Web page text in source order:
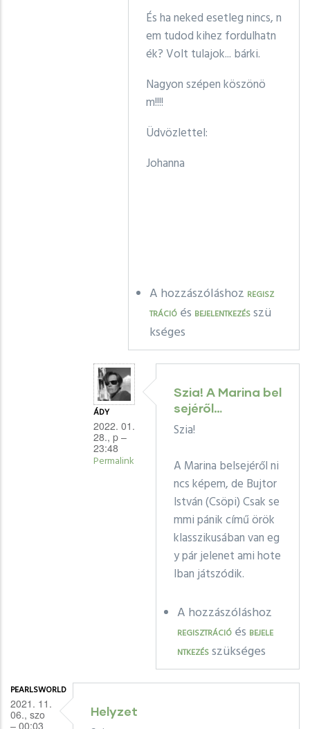
És ha neked esetleg nincs, n
em tudod kihez fordulhatn
ék? Volt tulajok... bárki.
Nagyon szépen köszönö
m!!!!
Üdvözlettel:
Johanna
A hozzászóláshoz REGISZ
TRÁCIÓ és BEJELENTKEZÉS szü
kséges
ÁDY
2022. 01.
28., p –
23:48
Permalink
szórakozóhelyek
Szia! A Marina bel
sejéről…
Szia!
A Marina belsejéről ni
ncs képem, de Bujtor
István (Csöpi) Csak se
mmi pánik című örök
klasszikusában van eg
y pár jelenet ami hote
lban játszódik.
A hozzászóláshoz
REGISZTRÁCIÓ és BEJELE
NTKEZÉS szükséges
PEARLSWORLD
2021. 11.
06., szo
– 00:03
Helyzet